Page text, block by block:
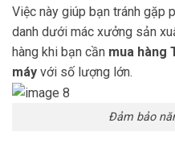
Việc này giúp bạn tránh gặp
danh dưới mác xưởng sản
hàng khi bạn cần mua hàng
máy với số lượng lớn.
Đảm bảo